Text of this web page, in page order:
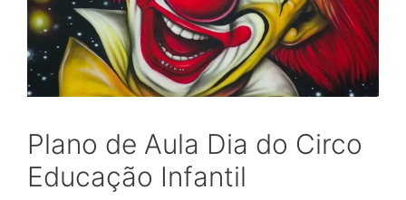
Plano de Aula Dia do Circo
Educação Infantil